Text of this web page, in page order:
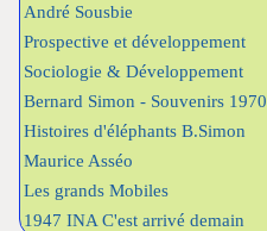
André Sousbie
Prospective et développement
Sociologie & Développement
Bernard Simon - Souvenirs 1970
Histoires d'éléphants B.Simon
Maurice Asséo
Les grands Mobiles
1947 INA C'est arrivé demain